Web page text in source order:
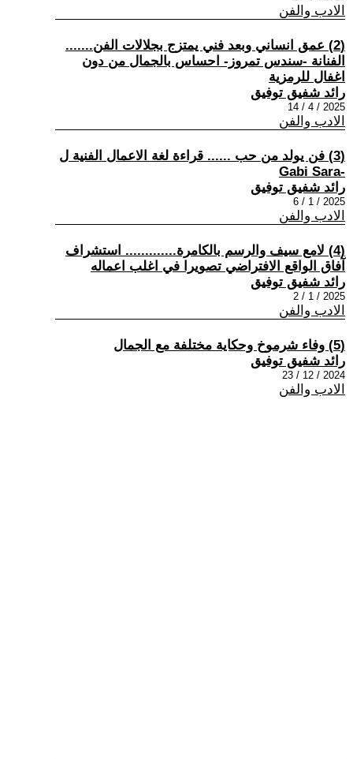
الادب والفن
(2) عمق انساني وبعد فني يمتزج بجلالات الفن.......
الفنانة -سندس تمروز- احساس بالجمال من دون
اغفال للرمزية
رائد شفيق توفيق
2025 / 4 / 14
الادب والفن
(3) فن يولد من حب ...... قراءة لغة الاعمال الفنية ل
-Gabi Sara
رائد شفيق توفيق
2025 / 1 / 6
الادب والفن
(4) لامع سيف والرسم بالكامرة............. استشراف
آفاق الواقع الافتراضي تصويرا في اغلب اعماله
رائد شفيق توفيق
2025 / 1 / 2
الادب والفن
(5) وفاء شرموخ وحكاية مختلفة مع الجمال
رائد شفيق توفيق
2024 / 12 / 23
الادب والفن